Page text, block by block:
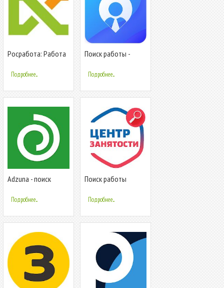
Росработа: Работа
Подробнее...
Поиск работы -
Подробнее...
Adzuna - поиск
Подробнее...
Поиск работы
занятости
населения
Подробнее...